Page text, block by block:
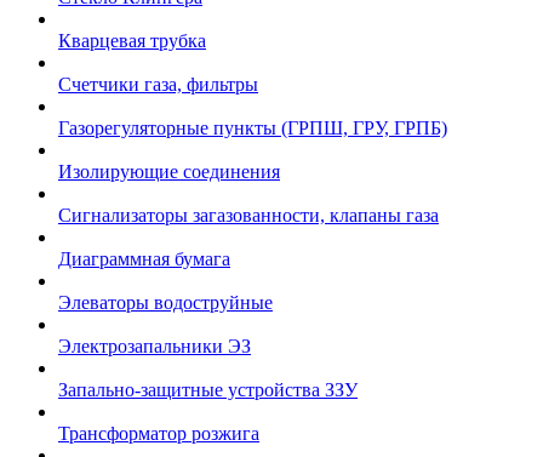
Кварцевая трубка
Счетчики газа, фильтры
Газорегуляторные пункты (ГРПШ, ГРУ, ГРПБ)
Изолирующие соединения
Сигнализаторы загазованности, клапаны газа
Диаграммная бумага
Элеваторы водоструйные
Электрозапальники ЭЗ
Запально-защитные устройства ЗЗУ
Трансформатор розжига